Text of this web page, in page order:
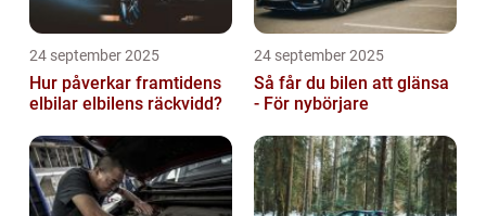
24 september 2025
Hur påverkar framtidens
elbilar elbilens räckvidd?
24 september 2025
Så får du bilen att glänsa
- För nybörjare